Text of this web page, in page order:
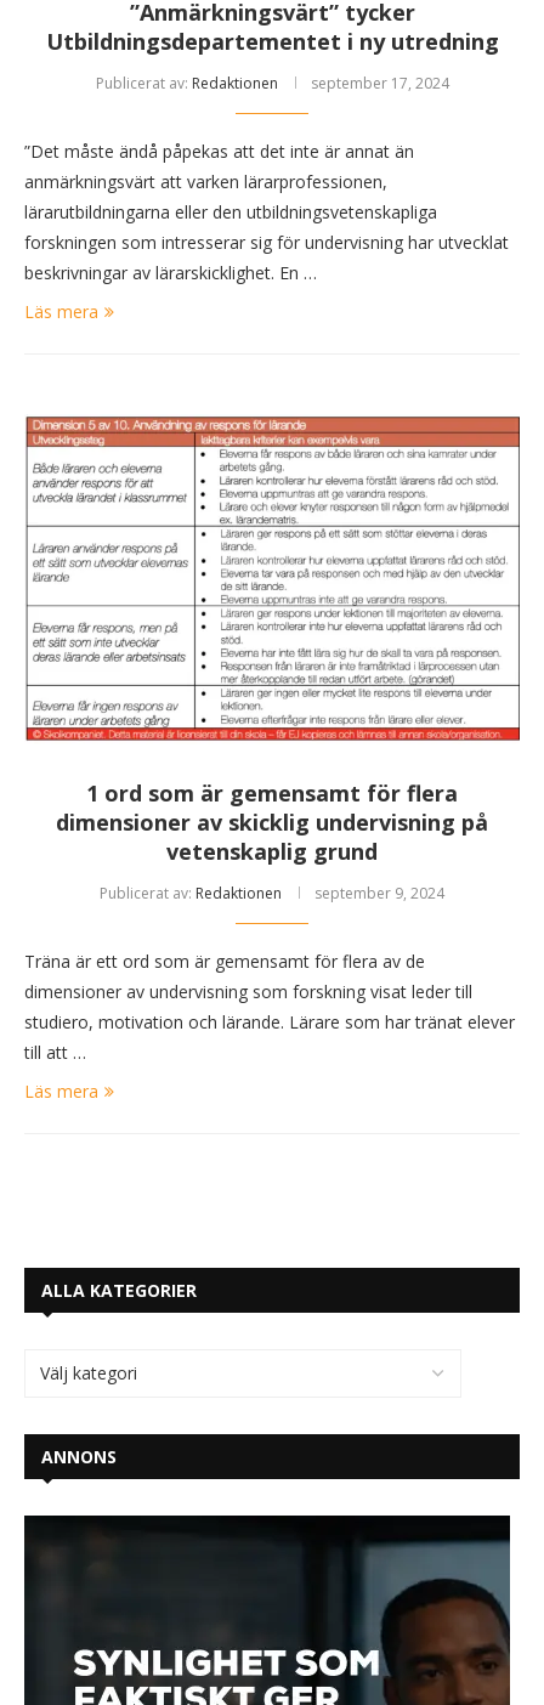
”Anmärkningsvärt” tycker
Utbildningsdepartementet i ny utredning
Publicerat av: Redaktionen september 17, 2024
”Det måste ändå påpekas att det inte är annat än
anmärkningsvärt att varken lärarprofessionen,
lärarutbildningarna eller den utbildningsvetenskapliga
forskningen som intresserar sig för undervisning har utvecklat
beskrivningar av lärarskicklighet. En …
Läs mera
1 ord som är gemensamt för flera
dimensioner av skicklig undervisning på
vetenskaplig grund
Publicerat av: Redaktionen september 9, 2024
Träna är ett ord som är gemensamt för flera av de
dimensioner av undervisning som forskning visat leder till
studiero, motivation och lärande. Lärare som har tränat elever
till att …
Läs mera
ALLA KATEGORIER
ANNONS